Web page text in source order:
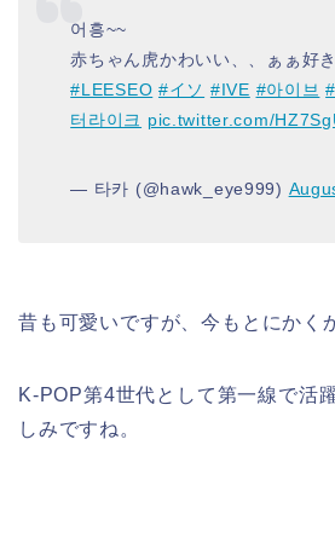
어흥~~
赤ちゃん虎かわいい、、ぁぁ好き
#LEESEO #イソ #IVE #아이브
터라이크 pic.twitter.com/
— 타카 (@hawk_eye999)
昔も可愛いですが、今も とにかく
K-POP第4世代として第一線で活
しみですね。